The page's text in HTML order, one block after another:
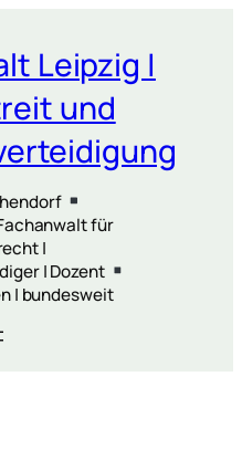
Leipzig |
und
für
|
| Dozent
| bundesweit